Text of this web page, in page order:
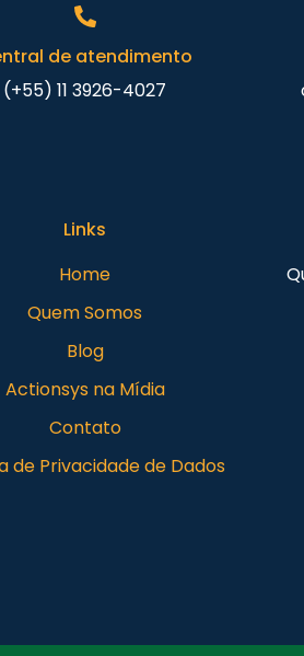
de atendimento
(+55) 11 3926-4027
Links
Home
Quem Somos
Blog
Actionsys na Mídia
Contato
de Privacidade de Dados